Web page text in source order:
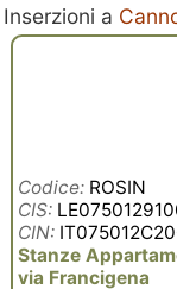
Inserzioni a
Codice: ROSIN
CIS:
CIN:
Stanze
via Francigena